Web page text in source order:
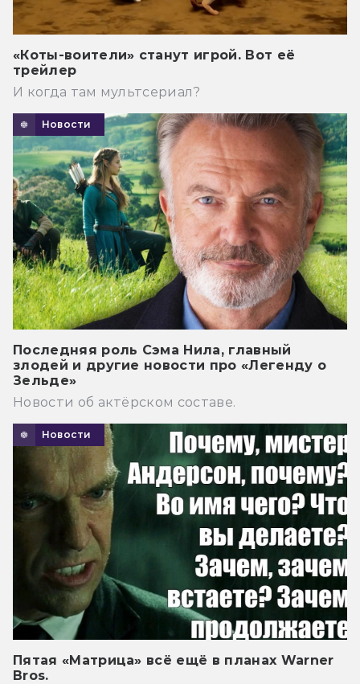
«Коты-воители» станут игрой. Вот её
трейлер
И когда там мультсериал?
Новости
Последняя роль Сэма Нила, главный
злодей и другие новости про «Легенду о
Зельде»
Новости об актёрском составе.
Новости
Пятая «Матрица» всё ещё в планах Warner
Bros.